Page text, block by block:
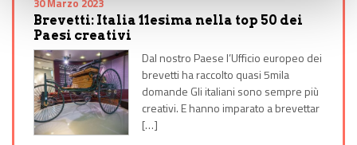
Brevetti: Italia 11esima nella top 50 dei
Paesi creativi
Dal nostro Paese l’Ufficio europeo dei
brevetti ha raccolto quasi 5mila
domande Gli italiani sono sempre più
creativi. E hanno imparato a brevettar
[…]